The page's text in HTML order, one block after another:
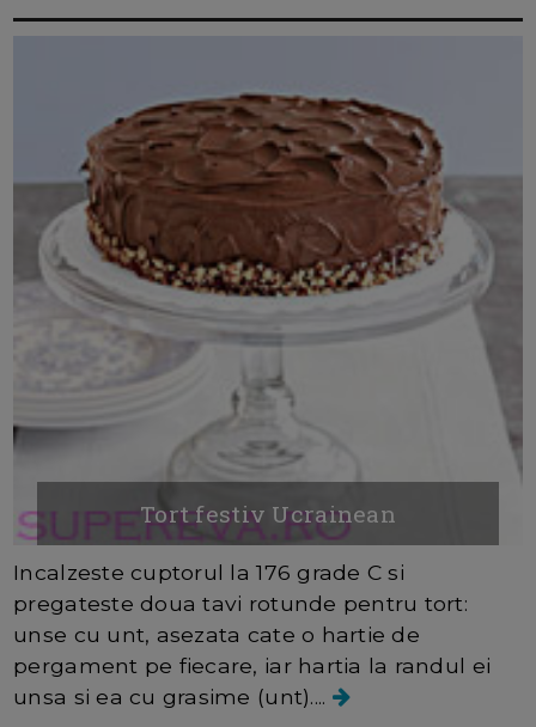
Tort festiv Ucrainean
Incalzeste cuptorul la 176 grade C si
pregateste doua tavi rotunde pentru tort:
unse cu unt, asezata cate o hartie de
pergament pe fiecare, iar hartia la randul ei
unsa si ea cu grasime (unt)....